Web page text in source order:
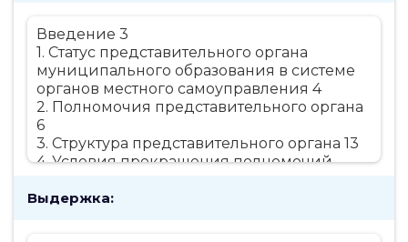
Введение 3
1. Статус представительного органа
муниципального образования в системе
органов местного самоуправления 4
2. Полномочия представительного органа
6
3. Структура представительного органа 13
4. Условия прекращения полномочий
Заключение 19
Выдержка: